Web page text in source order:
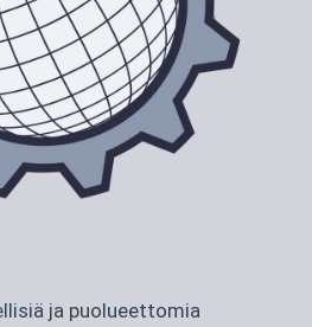
ja puolueettomia